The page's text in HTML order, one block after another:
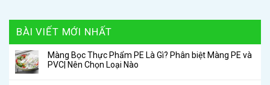
BÀI VIẾT MỚI NHẤT
Màng Bọc Thực Phẩm PE Là Gì? Phân biệt Màng PE và
PVC| Nên Chọn Loại Nào